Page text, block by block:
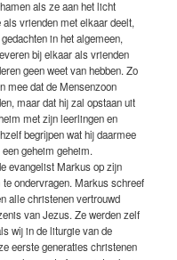
als ze aan het licht
vrienden met elkaar deelt,
in het algemeen,
bij elkaar als vrienden
geen weet van hebben. Zo
mee dat de Mensenzoon
maar dat hij zal opstaan uit
met zijn leerlingen en
begrijpen wat hij daarmee
geheim geheim.
evangelist Markus op zijn
ondervragen. Markus schreef
alle christenen vertrouwd
van Jezus. Ze werden zelf
wij in de liturgie van de
eerste generaties christenen